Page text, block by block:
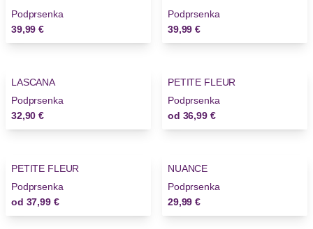
Podprsenka
39,99 €
Podprsenka
39,99 €
LASCANA
Podprsenka
32,90 €
PETITE FLEUR
Podprsenka
od 36,99 €
PETITE FLEUR
Podprsenka
od 37,99 €
NUANCE
Podprsenka
29,99 €